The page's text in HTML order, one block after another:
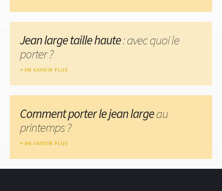
Jean large taille haute: avec quoi le
porter ?
EN SAVOIR PLUS
Comment porter le jean largeau
printemps ?
EN SAVOIR PLUS